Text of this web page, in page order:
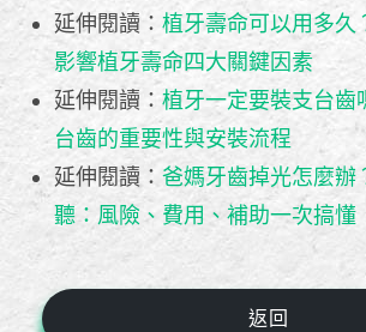
延伸閱讀： 植牙壽命可以用多久
影響植牙壽命四大關鍵因素
延伸閱讀： 植牙一定要裝支台齒
台齒的重要性與安裝流程
延伸閱讀： 爸媽牙齒掉光怎麼辦
聽：風險、費用、補助一次搞懂
返回